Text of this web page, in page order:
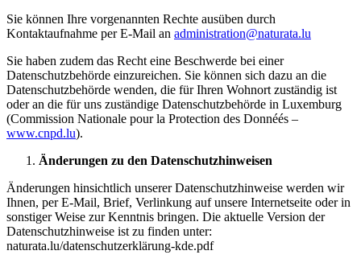
Sie können Ihre vorgenannten Rechte ausüben durch
Kontaktaufnahme per E-Mail an administration@naturata.lu
Sie haben zudem das Recht eine Beschwerde bei einer
Datenschutzbehörde einzureichen. Sie können sich dazu an die
Datenschutzbehörde wenden, die für Ihren Wohnort zuständig ist
oder an die für uns zuständige Datenschutzbehörde in Luxemburg
(Commission Nationale pour la Protection des Donnéés –
www.cnpd.lu).
Änderungen zu den Datenschutzhinweisen
Änderungen hinsichtlich unserer Datenschutzhinweise werden wir
Ihnen, per E-Mail, Brief, Verlinkung auf unsere Internetseite oder in
sonstiger Weise zur Kenntnis bringen. Die aktuelle Version der
Datenschutzhinweise ist zu finden unter:
naturata.lu/datenschutzerklärung-kde.pdf